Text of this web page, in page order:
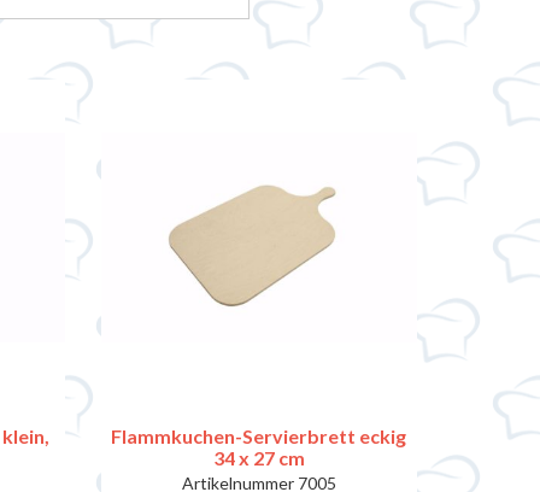
Flammkuchen-Servierbrett eckig
34 x 27 cm
Artikelnummer 7005